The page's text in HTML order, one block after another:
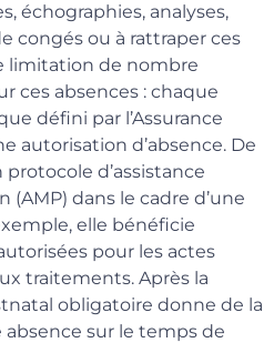
échographies, analyses,
congés ou à rattraper ces
limitation de nombre
ces absences : chaque
défini par l’Assurance
autorisation d’absence. De
protocole d’assistance
(AMP) dans le cadre d’une
elle bénéficie
pour les actes
traitements. Après la
obligatoire donne de la
sur le temps de